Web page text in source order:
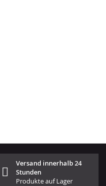
Versand innerhalb 24
Stunden
Produkte auf Lager